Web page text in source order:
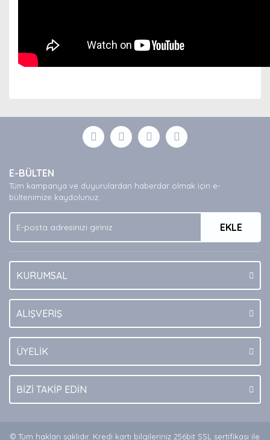
Yorum Yaz
formunu kullanarak tarafımıza iletebilirsiniz.
Görüş ve önerileriniz için teşekkür ederiz.
Ürün açıklamasında eksik bilgiler bulunuyor.
Ürün bilgilerinde hatalar bulunuyor.
Ürün fiyatı diğer sitelerden daha pahalı.
Bu ürüne benzer farklı alternatifler olmalı.
E-BÜLTEN
Tüm kampanya ve duyurulardan haberdar olmak için e-
bültenimize kaydolunuz.
EKLE
KURUMSAL
ALIŞVERİŞ
ÜYELİK
BİZİ TAKİP EDİN
© Tüm hakları saklıdır. Kredi kartı bilgileriniz 256bit SSL sertifikası ile